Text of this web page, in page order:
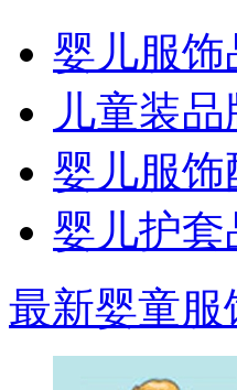
婴儿服饰
儿童装品
婴儿服饰
婴儿护套
最新婴童服